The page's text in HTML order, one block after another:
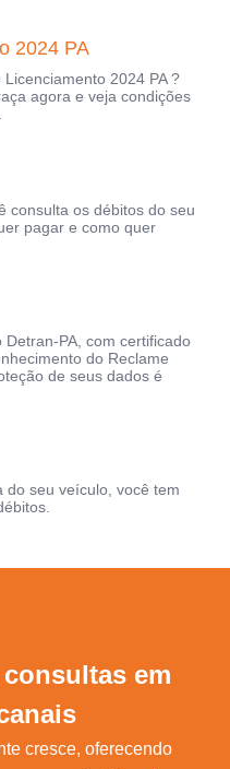
2024 PA
2024 PA ?
agora e veja condições
consulta os débitos do seu
pagar e como quer
PA, com certificado
do Reclame
de seus dados é
do seu veículo, você tem
em
cresce, oferecendo